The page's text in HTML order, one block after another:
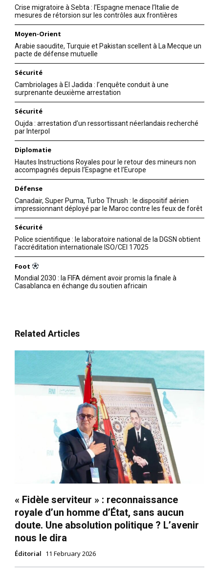
Crise migratoire à Sebta : l’Espagne menace l’Italie de
mesures de rétorsion sur les contrôles aux frontières
Moyen-Orient
Arabie saoudite, Turquie et Pakistan scellent à La Mecque un
pacte de défense mutuelle
Sécurité
Cambriolages à El Jadida : l’enquête conduit à une
surprenante deuxième arrestation
Sécurité
Oujda : arrestation d’un ressortissant néerlandais recherché
par Interpol
Diplomatie
Hautes Instructions Royales pour le retour des mineurs non
accompagnés depuis l’Espagne et l’Europe
Défense
Canadair, Super Puma, Turbo Thrush : le dispositif aérien
impressionnant déployé par le Maroc contre les feux de forêt
Sécurité
Police scientifique : le laboratoire national de la DGSN obtient
l’accréditation internationale ISO/CEI 17025
Foot
Mondial 2030 : la FIFA dément avoir promis la finale à
Casablanca en échange du soutien africain
Related Articles
« Fidèle serviteur » : reconnaissance
royale d’un homme d’État, sans aucun
doute. Une absolution politique ? L’avenir
nous le dira
Éditorial 11 February 2026